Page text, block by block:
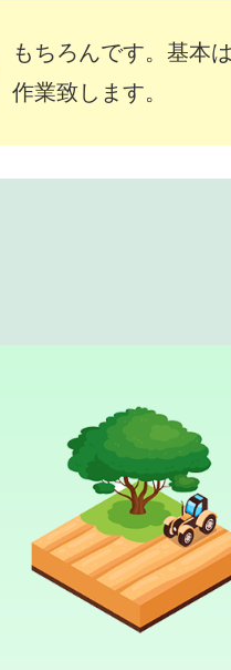
もちろんです。基本
作業致します。